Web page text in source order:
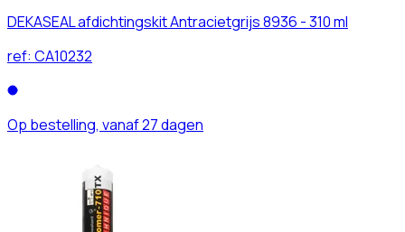
DEKASEAL afdichtingskit Antracietgrijs 8936 - 310 ml
ref: CA10232
Op bestelling, vanaf 27 dagen